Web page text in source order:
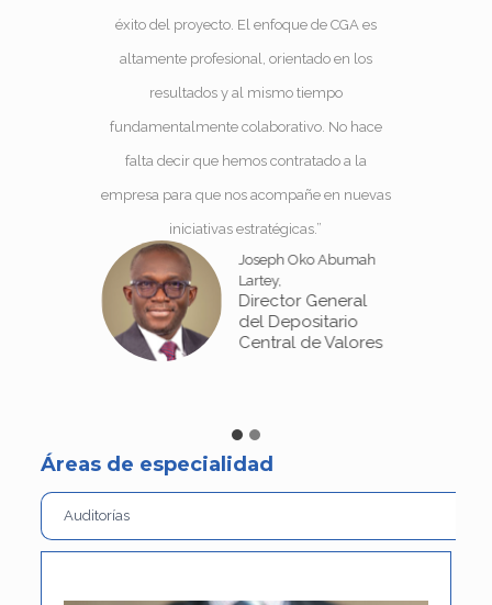
éxito del proyecto. El enfoque de CGA es
altamente profesional, orientado en los
resultados y al mismo tiempo
fundamentalmente colaborativo. No hace
falta decir que hemos contratado a la
empresa para que nos acompañe en nuevas
iniciativas estratégicas.”
Joseph Oko Abumah
Lartey,
Director General
del Depositario
Central de Valores
Áreas de especialidad
Auditorías